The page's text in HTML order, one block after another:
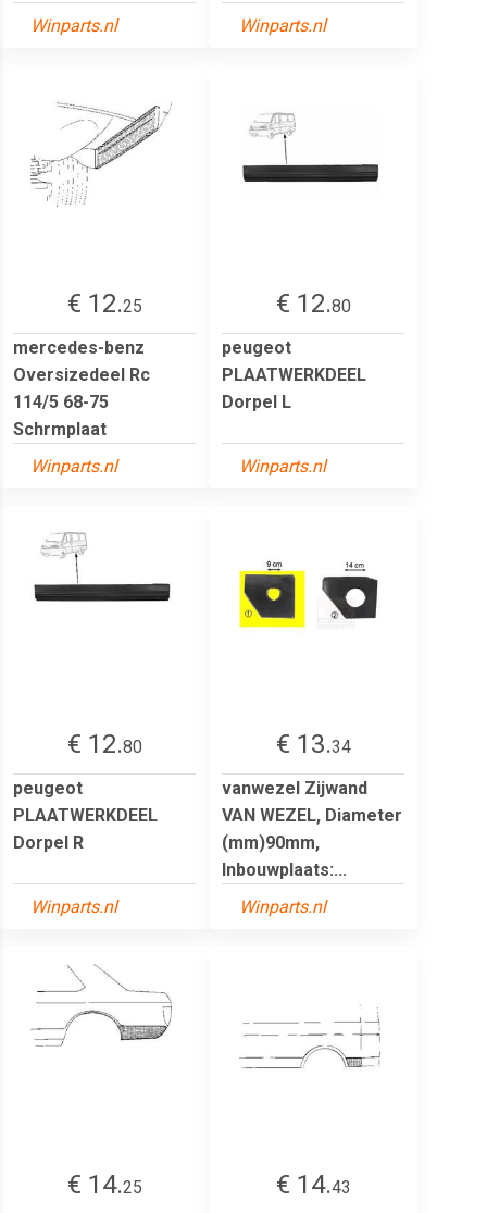
Winparts.nl
Winparts.nl
€ 12.25
mercedes-benz
Oversizedeel Rc
114/5 68-75
Schrmplaat
Winparts.nl
€ 12.80
peugeot
PLAATWERKDEEL
Dorpel L
Winparts.nl
€ 12.80
peugeot
PLAATWERKDEEL
Dorpel R
Winparts.nl
€ 13.34
vanwezel Zijwand
VAN WEZEL, Diameter
(mm)90mm,
Inbouwplaats:...
Winparts.nl
€ 14.25 € 14.43